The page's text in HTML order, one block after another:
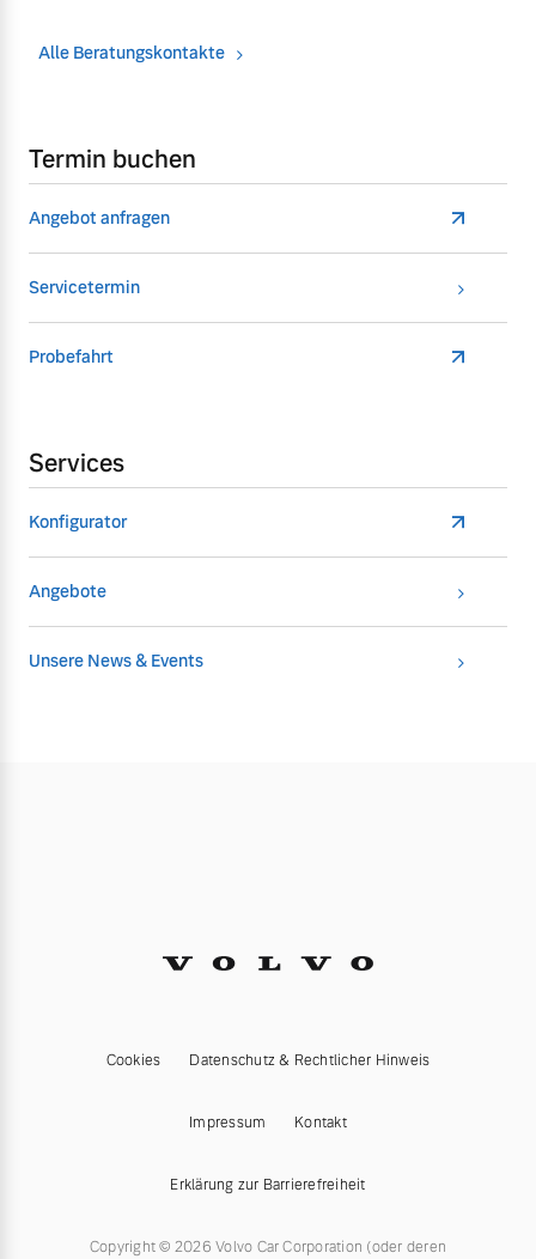
Alle Beratungskontakte
Termin buchen
Angebot anfragen
Servicetermin
Probefahrt
Services
Konfigurator
Angebote
Unsere News & Events
Cookies Datenschutz & Rechtlicher Hinweis
Impressum Kontakt
Erklärung zur Barrierefreiheit
Copyright © 2026 Volvo Car Corporation (oder deren